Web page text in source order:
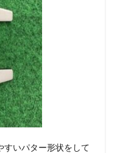
すいパター形状をして